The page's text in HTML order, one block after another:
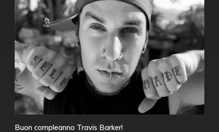
Buon compleanno Travis Barker!